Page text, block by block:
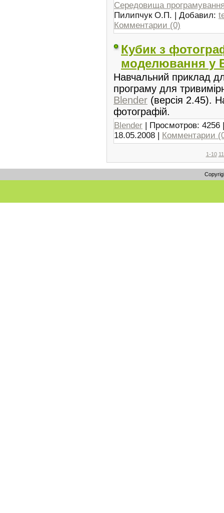
Середовища
Пилипчук О.П. | Добавил:
Комментарии (0)
Кубик з
моделювання у
Навчальний приклад
програму для
Blender (версія 2.45).
фотографій.
Blender | Просмотров:
18.05.2008
Комментарии
1-10